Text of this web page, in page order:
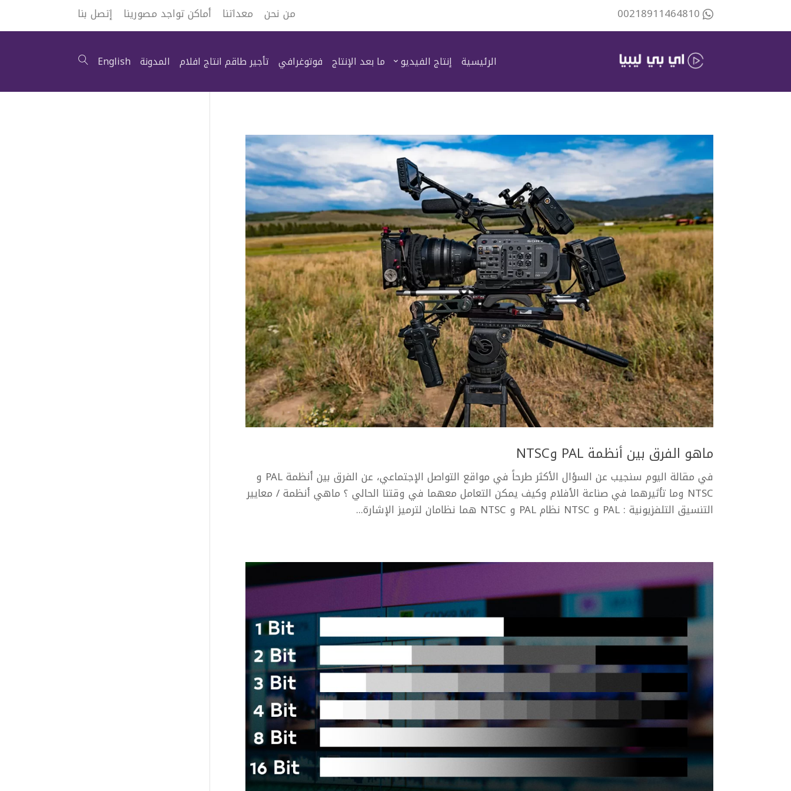
00218911464810 من نحن معداتنا أماكن تواجد مصورينا إتصل بنا
الرئيسية إنتاج الفيديو ما بعد الإنتاج فوتوغرافي تأجير طاقم انتاج افلام المدونة English
ماهو الفرق بين أنظمة PAL وNTSC
في مقالة اليوم سنجيب عن السؤال الأكثر طرحاً في مواقع التواصل الإجتماعي، عن الفرق بين أنظمة PAL و
NTSC وما تأثيرهما في صناعة الأفلام وكيف يمكن التعامل معهما في وقتنا الحالي ؟ ماهي أنظمة / معايير
التنسيق التلفزيونية : PAL و NTSC نظام PAL و NTSC هما نظامان لترميز الإشارة...